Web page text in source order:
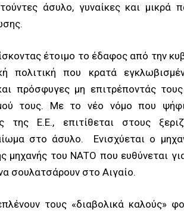
άσυλο, γυναίκες και μικρά
έτοιμο το έδαφος από την
πολιτική που κρατά
πρόσφυγες μη επιτρέποντάς
τους. Με το νέο νόμο που
της Ε.Ε., επιτίθεται στους
στο άσυλο. Ενισχύεται ο
μηχανής του ΝΑΤΟ που ευθύνεται
σουλατσάρουν στο Αιγαίο.
τους «διαβολικά καλούς»